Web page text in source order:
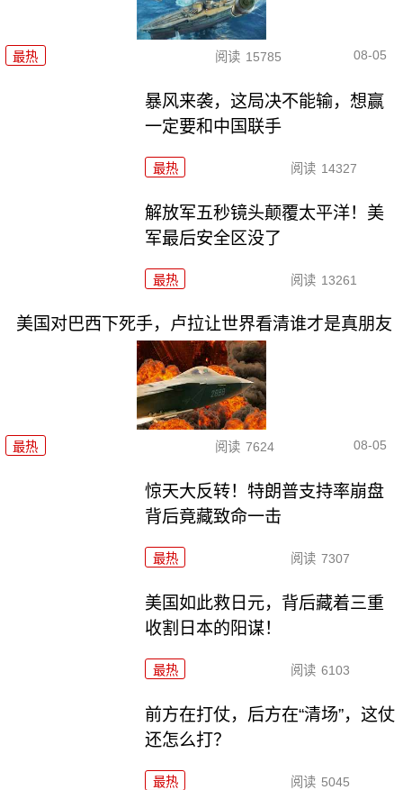
最热 阅读 15785 08-05
暴风来袭，这局决不能输，想赢
一定要和中国联手
最热 阅读 14327
解放军五秒镜头颠覆太平洋！美
军最后安全区没了
最热 阅读 13261
美国对巴西下死手，卢拉让世界看清谁才是真朋友
最热 阅读 7624 08-05
惊天大反转！特朗普支持率崩盘
背后竟藏致命一击
最热 阅读 7307
美国如此救日元，背后藏着三重
收割日本的阳谋！
最热 阅读 6103
前方在打仗，后方在“清场”，这仗
还怎么打？
最热 阅读 5045